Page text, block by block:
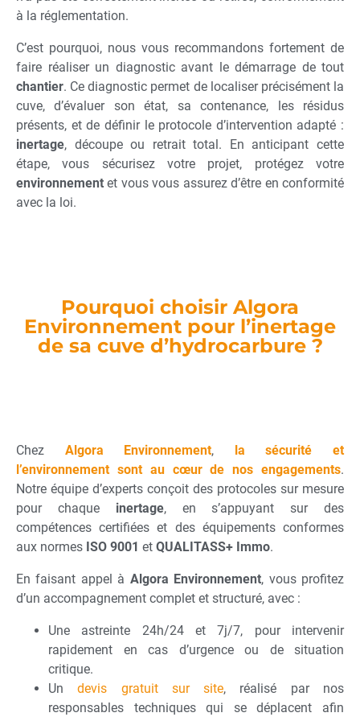
à la réglementation.
C’est pourquoi, nous vous recommandons fortement de
faire réaliser un diagnostic avant le démarrage de tout
chantier. Ce diagnostic permet de localiser précisément la
cuve, d’évaluer son état, sa contenance, les résidus
présents, et de définir le protocole d’intervention adapté :
inertage, découpe ou retrait total. En anticipant cette
étape, vous sécurisez votre projet, protégez votre
environnement et vous vous assurez d’être en conformité
avec la loi.
Pourquoi choisir Algora
Environnement pour l’inertage
de sa cuve d’hydrocarbure ?
Chez Algora Environnement, la sécurité et
l’environnement sont au cœur de nos engagements.
Notre équipe d’experts conçoit des protocoles sur mesure
pour chaque inertage, en s’appuyant sur des
compétences certifiées et des équipements conformes
aux normes ISO 9001 et QUALITASS+ Immo.
En faisant appel à Algora Environnement, vous profitez
d’un accompagnement complet et structuré, avec :
Une astreinte 24h/24 et 7j/7, pour intervenir
rapidement en cas d’urgence ou de situation
critique.
Undevis gratuit sur site, réalisé par nos
responsables techniques qui se déplacent afin